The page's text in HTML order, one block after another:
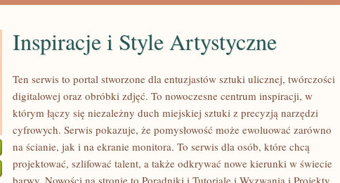
INSPIRACJE
Inspiracje i Style Artystyczne
Ten serwis to portal stworzone dla entuzjastów sztuki ulicznej, twórczości
digitalowej oraz obróbki zdjęć. To nowoczesne centrum inspiracji, w
którym łączy się niezależny duch miejskiej sztuki z precyzją narzędzi
cyfrowych. Serwis pokazuje, że pomysłowość może ewoluować zarówno
na ścianie, jak i na ekranie monitora. To serwis dla osób, które chcą
projektować, szlifować talent, a także odkrywać nowe kierunki w świecie
barwy. Nowości na stronie to Poradniki i Tutoriale i Wyzwania i Projekty